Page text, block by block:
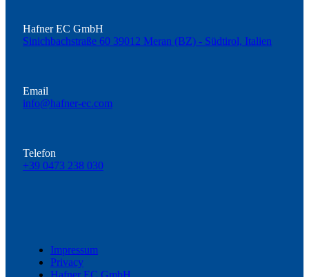
Hafner EC GmbH
Sinichbachstraße 60 39012 Meran (BZ) - Südtirol, Italien
Email
info@hafner-ec.com
Telefon
+39 0473 238 030
Impressum
Privacy
Hafner EC GmbH